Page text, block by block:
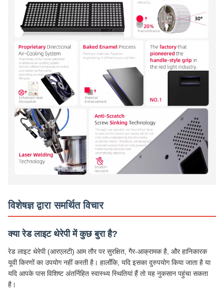
विशेषज्ञ द्वारा समर्थित विचार
क्या रेड लाइट थेरेपी में कुछ बुरा है?
रेड लाइट थेरेपी (आरएलटी) आम तौर पर सुरक्षित, गैर-आक्रामक है, और हानिकारक
यूवी किरणों का उपयोग नहीं करती है। हालाँकि, यदि इसका दुरुपयोग किया जाता है या
यदि आपके पास विशिष्ट अंतर्निहित स्वास्थ्य स्थितियां हैं तो यह नुकसान पहुंचा सकता
है।